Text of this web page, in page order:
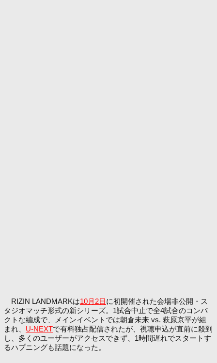
RIZIN LANDMARKは10月2日に初開催された会場非公開・ス
タジオマッチ形式の新シリーズ。1試合中止で全4試合のコンパ
クトな編成で、メインイベントでは朝倉未来 vs. 萩原京平が組
まれ、 U-NEXTで有料独占配信されたが、視聴申込が直前に殺到
し、多くのユーザーがアクセスできず、1時間遅れでスタートす
るハプニングも話題になった。